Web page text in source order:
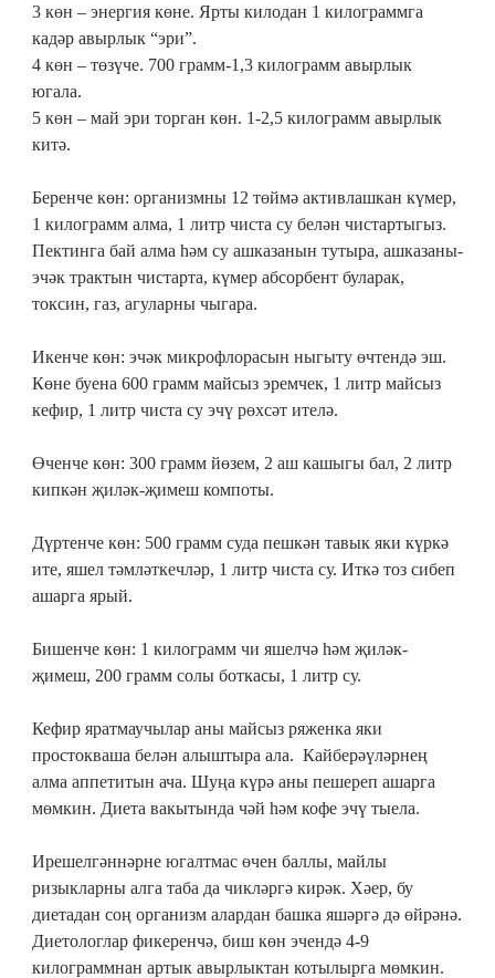
3 көн – энергия көне. Ярты килодан 1 килограммга
кадәр авырлык “эри”.
4 көн – төзүче. 700 грамм-1,3 килограмм авырлык
югала.
5 көн – май эри торган көн. 1-2,5 килограмм авырлык
китә.
Беренче көн: организмны 12 төймә активлашкан күмер,
1 килограмм алма, 1 литр чиста су белән чистартыгыз.
Пектинга бай алма һәм су ашказанын тутыра, ашказаны-
эчәк трактын чистарта, күмер абсорбент буларак,
токсин, газ, агуларны чыгара.
Икенче көн: эчәк микрофлорасын ныгыту өчтендә эш.
Көне буена 600 грамм майсыз эремчек, 1 литр майсыз
кефир, 1 литр чиста су эчү рөхсәт ителә.
Өченче көн: 300 грамм йөзем, 2 аш кашыгы бал, 2 литр
кипкән җиләк-җимеш компоты.
Дүртенче көн: 500 грамм суда пешкән тавык яки күркә
ите, яшел тәмләткечләр, 1 литр чиста су. Иткә тоз сибеп
ашарга ярый.
Бишенче көн: 1 килограмм чи яшелчә һәм җиләк-
җимеш, 200 грамм солы боткасы, 1 литр су.
Кефир яратмаучылар аны майсыз ряженка яки
простокваша белән алыштыра ала. Кайберәүләрнең
алма аппетитын ача. Шуңа күрә аны пешереп ашарга
мөмкин. Диета вакытында чәй һәм кофе эчү тыела.
Ирешелгәннәрне югалтмас өчен баллы, майлы
ризыкларны алга таба да чикләргә кирәк. Хәер, бу
диетадан соң организм алардан башка яшәргә дә өйрәнә.
Диетологлар фикеренчә, биш көн эчендә 4-9
килограммнан артык авырлыктан котылырга мөмкин.